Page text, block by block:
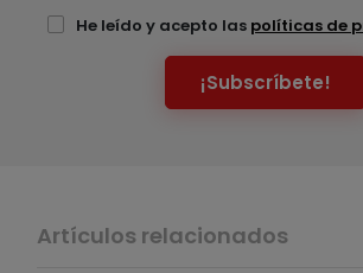
He leído y acepto las políticas de
¡Subscríbete!
Artículos relacionados